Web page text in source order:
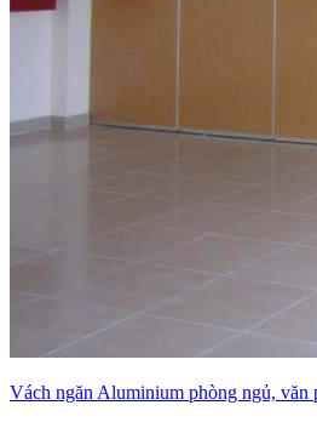
Vách ngăn Aluminium phòng ngủ,